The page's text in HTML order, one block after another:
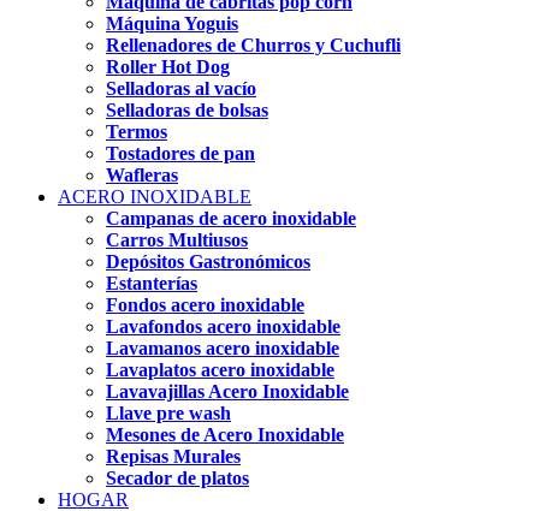
Máquina Yoguis
Rellenadores de Churros y Cuchufli
Roller Hot Dog
Selladoras al vacío
Selladoras de bolsas
Termos
Tostadores de pan
Wafleras
ACERO INOXIDABLE
Campanas de acero inoxidable
Carros Multiusos
Depósitos Gastronómicos
Estanterías
Fondos acero inoxidable
Lavafondos acero inoxidable
Lavamanos acero inoxidable
Lavaplatos acero inoxidable
Lavavajillas Acero Inoxidable
Llave pre wash
Mesones de Acero Inoxidable
Repisas Murales
Secador de platos
HOGAR